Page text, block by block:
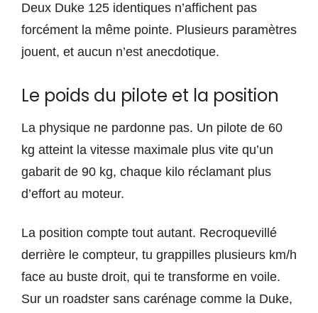
Deux Duke 125 identiques n’affichent pas
forcément la même pointe. Plusieurs paramètres
jouent, et aucun n’est anecdotique.
Le poids du pilote et la position
La physique ne pardonne pas. Un pilote de 60
kg atteint la vitesse maximale plus vite qu’un
gabarit de 90 kg, chaque kilo réclamant plus
d’effort au moteur.
La position compte tout autant. Recroquevillé
derrière le compteur, tu grappilles plusieurs km/h
face au buste droit, qui te transforme en voile.
Sur un roadster sans carénage comme la Duke,